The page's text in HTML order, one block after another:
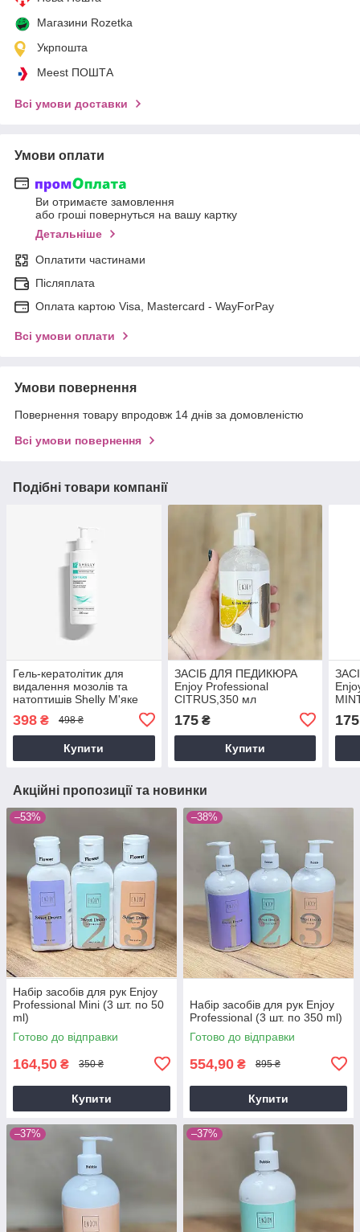
Магазини Rozetka
Укрпошта
Meest ПОШТА
Всі умови доставки
Умови оплати
Ви отримаєте замовлення
або гроші повернуться на вашу картку
Детальніше
Оплатити частинами
Післяплата
Оплата картою Visa, Mastercard - WayForPay
Всі умови оплати
Умови повернення
Повернення товару впродовж 14 днів за домовленістю
Всі умови повернення
Подібні товари компанії
Гель-кератолітик для
видалення мозолів та
натоптишів Shelly М'яке
398 ₴ 498 ₴
Купити
ЗАСІБ ДЛЯ ПЕДИКЮРА
Enjoy Professional
CITRUS,350 мл
175₴
Купити
175
Акційні пропозиції та новинки
–53%
Набір засобів для рук Enjoy
Professional Mini (3 шт. по 50
ml)
Готово до відправки
164,50 ₴ 350 ₴
Купити
–38%
Набір засобів для рук Enjoy
Professional (3 шт. по 350 ml)
Готово до відправки
554,90 ₴ 895 ₴
Купити
–37% –37%